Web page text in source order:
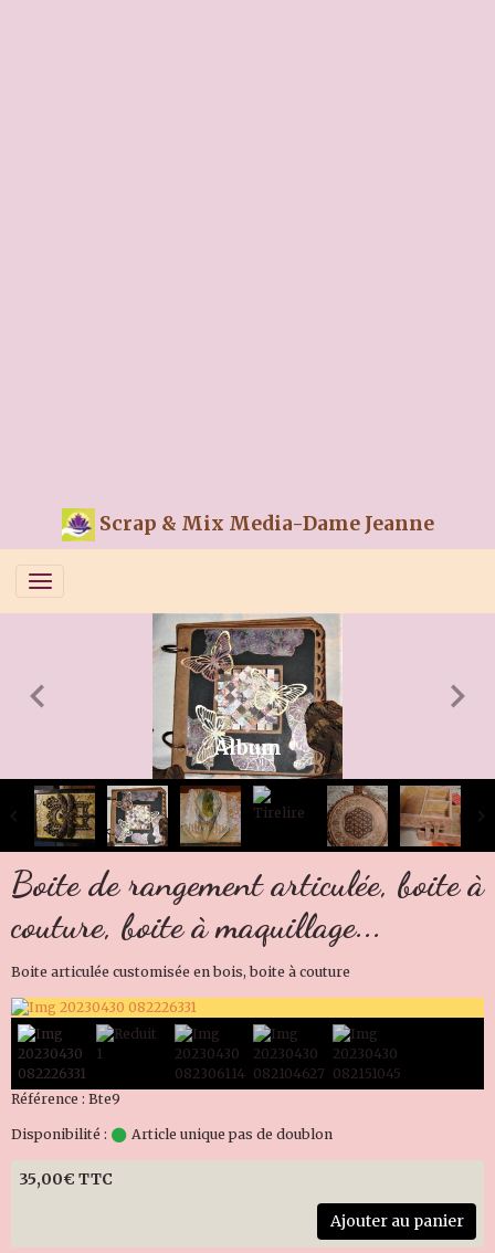
Scrap & Mix Media-Dame Jeanne
Album
Boite de rangement articulée, boite à
couture, boite à maquillage...
Boite articulée customisée en bois, boite à couture
Référence : Bte9
Disponibilité : Article unique pas de doublon
35,00€ TTC
Ajouter au panier